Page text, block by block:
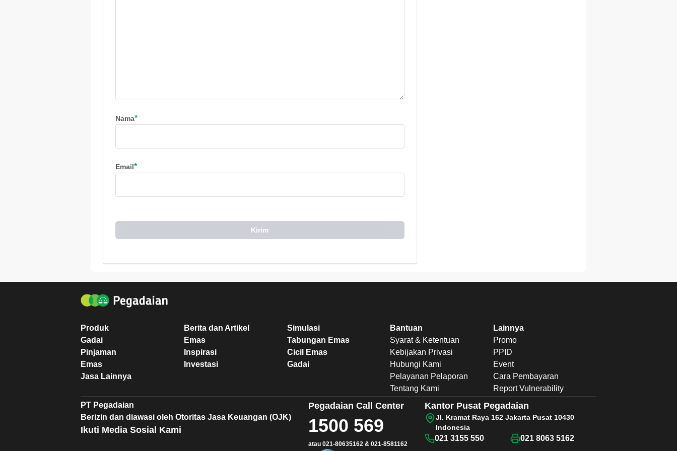
Nama*
Email*
Kirim
Produk
Gadai
Pinjaman
Emas
Jasa Lainnya
Berita dan Artikel
Emas
Inspirasi
Investasi
Simulasi
Tabungan Emas
Cicil Emas
Gadai
Bantuan
Syarat & Ketentuan
Kebijakan Privasi
Hubungi Kami
Pelayanan Pelaporan
Tentang Kami
Lainnya
Promo
PPID
Event
Cara Pembayaran
Report Vulnerability
PT Pegadaian
Berizin dan diawasi oleh Otoritas Jasa Keuangan (OJK)
Ikuti Media Sosial Kami
Pegadaian Call Center
1500 569
atau 021-80635162 & 021-8581162
Kantor Pusat Pegadaian
Jl. Kramat Raya 162 Jakarta Pusat 10430
Indonesia
021 3155 550 021 8063 5162